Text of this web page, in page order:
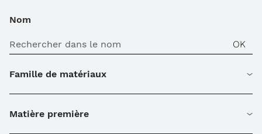
Nom
Famille de matériaux
Matière première